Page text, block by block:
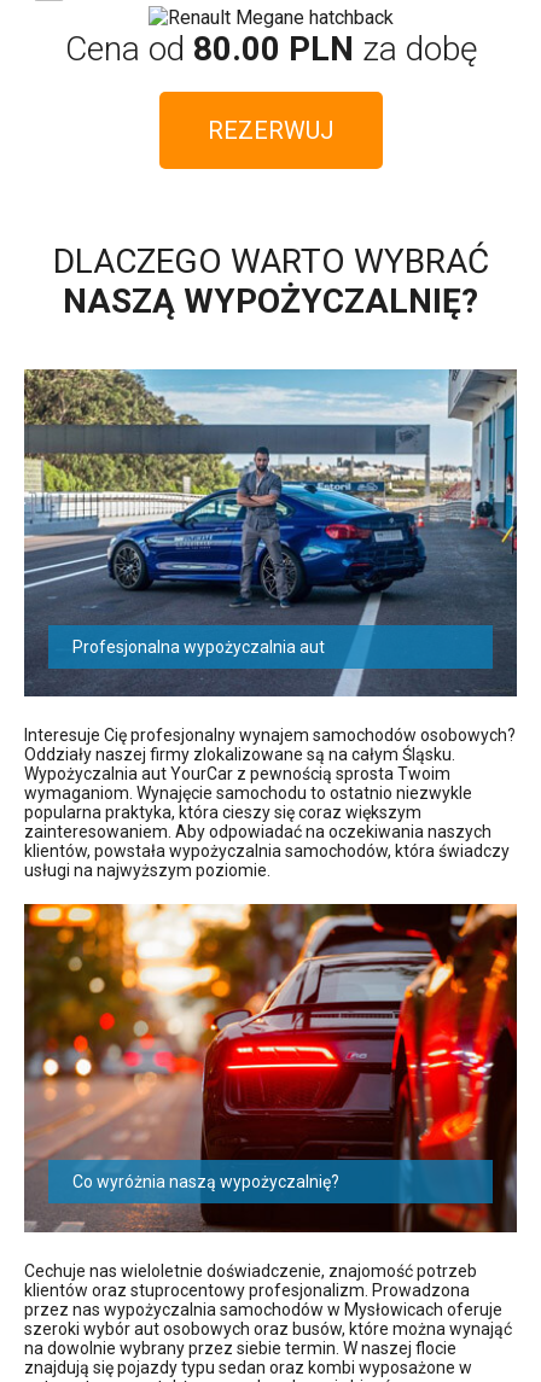
Cena od 80.00 PLN za dobę
REZERWUJ
DLACZEGO WARTO WYBRAĆ
NASZĄ WYPOŻYCZALNIĘ?
Profesjonalna wypożyczalnia aut
Interesuje Cię profesjonalny wynajem samochodów osobowych?
Oddziały naszej firmy zlokalizowane są na całym Śląsku.
Wypożyczalnia aut YourCar z pewnością sprosta Twoim
wymaganiom. Wynajęcie samochodu to ostatnio niezwykle
popularna praktyka, która cieszy się coraz większym
zainteresowaniem. Aby odpowiadać na oczekiwania naszych
klientów, powstała wypożyczalnia samochodów, która świadczy
usługi na najwyższym poziomie.
Co wyróżnia naszą wypożyczalnię?
Cechuje nas wieloletnie doświadczenie, znajomość potrzeb
klientów oraz stuprocentowy profesjonalizm. Prowadzona
przez nas wypożyczalnia samochodów w Mysłowicach oferuje
szeroki wybór aut osobowych oraz busów, które można wynająć
na dowolnie wybrany przez siebie termin. W naszej flocie
znajdują się pojazdy typu sedan oraz kombi wyposażone w